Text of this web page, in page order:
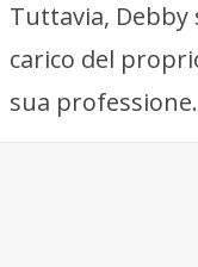
Tuttavia, Debby
carico del
sua professione.